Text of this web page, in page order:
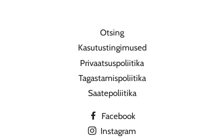
Otsing
Kasutustingimused
Privaatsuspoliitika
Tagastamispoliitika
Saatepoliitika
Facebook
Instagram